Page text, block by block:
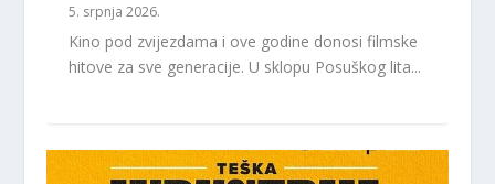
5. srpnja 2026.
Kino pod zvijezdama i ove godine donosi filmske
hitove za sve generacije. U sklopu Posuškog lita...